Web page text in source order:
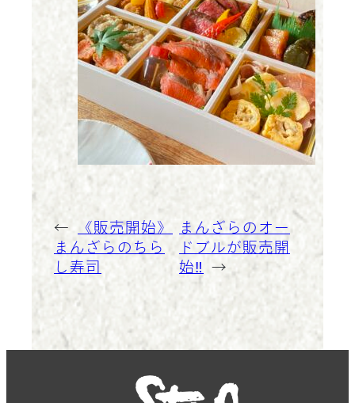
←
《販売開始》
まんざらのちら
し寿司
まんざらのオー
ドブルが販売開
始‼︎
→